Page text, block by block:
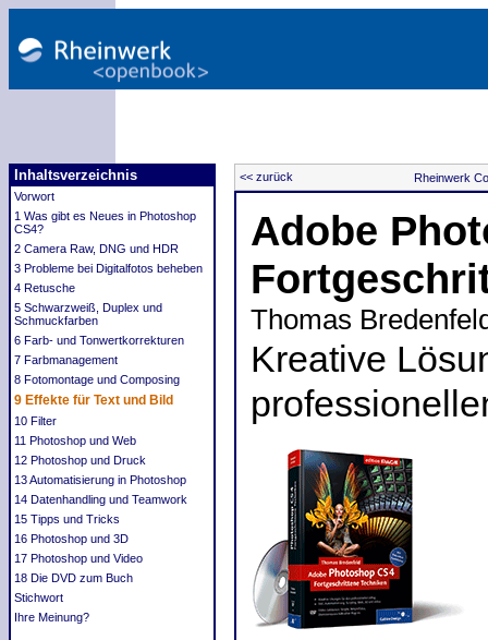
Inhaltsverzeichnis
Vorwort
1 Was gibt es Neues in Photoshop
CS4?
2 Camera Raw, DNG und HDR
3 Probleme bei Digitalfotos beheben
4 Retusche
5 Schwarzweiß, Duplex und
Schmuckfarben
6 Farb- und Tonwertkorrekturen
7 Farbmanagement
8 Fotomontage und Composing
9 Effekte für Text und Bild
10 Filter
11 Photoshop und Web
12 Photoshop und Druck
13 Automatisierung in Photoshop
14 Datenhandling und Teamwork
15 Tipps und Tricks
16 Photoshop und 3D
17 Photoshop und Video
18 Die DVD zum Buch
Stichwort
Ihre Meinung?
<< zurück Rheinwerk
Adobe
Thomas
Kreative